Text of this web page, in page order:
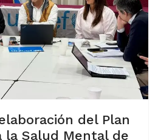
del Plan
la Salud Mental de